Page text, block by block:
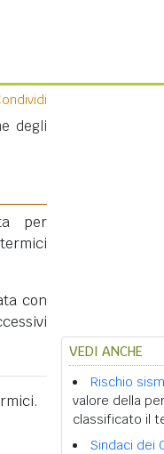
degli
per
con
VEDI ANCHE
Rischio
valore della
classificato il
Sindaci dei